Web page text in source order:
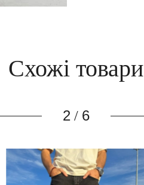
Схожі товари
3/ 6